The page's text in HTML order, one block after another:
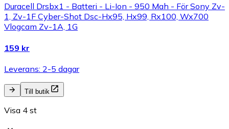
Duracell Drsbx1 - Batteri - Li-Ion - 950 Mah - För Sony Zv-
1, Zv-1F Cyber-Shot Dsc-Hx95, Hx99, Rx100, Wx700
Vlogcam Zv-1A, 1G
159 kr
Leverans: 2-5 dagar
Till butik
Visa 4 st